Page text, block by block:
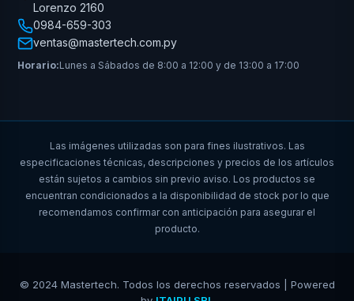
Lorenzo 2160
0984-659-303
ventas@mastertech.com.py
Horario:Lunes a Sábados de 8:00 a 12:00 y de 13:00 a 17:00
Las imágenes utilizadas son para fines ilustrativos. Las
especificaciones técnicas, descripciones y precios de los artículos
están sujetos a cambios sin previo aviso. Los productos se
encuentran condicionados a la disponibilidad de stock por lo que
recomendamos confirmar con anticipación para asegurar el
producto.
© 2024 Mastertech. Todos los derechos reservados | Powered